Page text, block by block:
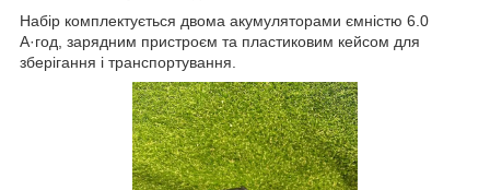
Набір комплектується двома акумуляторами ємністю 6.0
А·год, зарядним пристроєм та пластиковим кейсом для
зберігання і транспортування.